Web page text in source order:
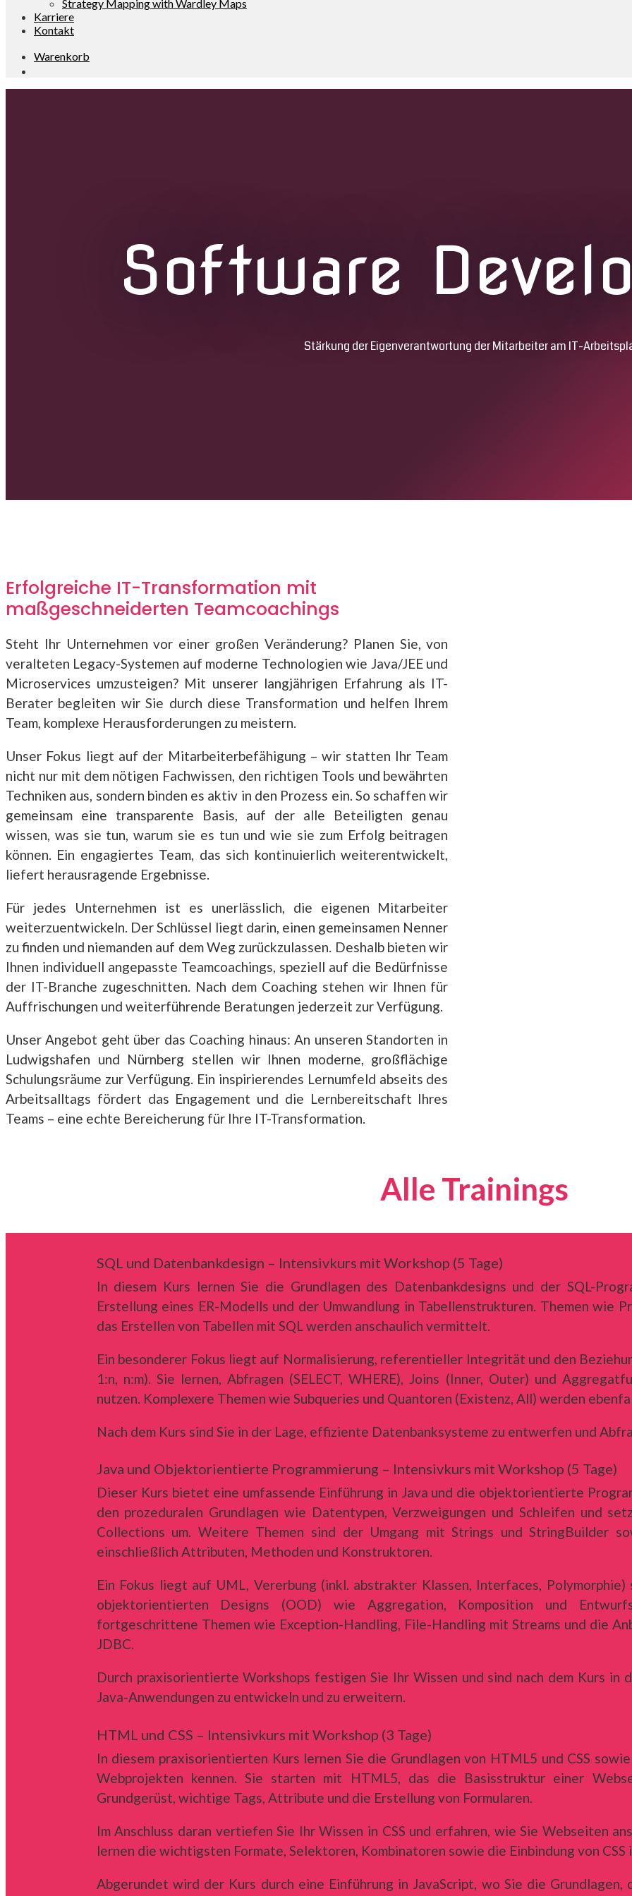
Strategy Mapping with Wardley Maps
Karriere
Kontakt
Warenkorb
Software
Stärkung der Eigenverantwortung der Mitarbeiter am IT-
Erfolgreiche IT-Transformation mit
maßgeschneiderten Teamcoachings
Steht Ihr Unternehmen vor einer großen Veränderung? Planen Sie, von
veralteten Legacy-Systemen auf moderne Technologien wie Java/JEE und
Microservices umzusteigen? Mit unserer langjährigen Erfahrung als IT-
Berater begleiten wir Sie durch diese Transformation und helfen Ihrem
Team, komplexe Herausforderungen zu meistern.
Unser Fokus liegt auf der Mitarbeiterbefähigung – wir statten Ihr Team
nicht nur mit dem nötigen Fachwissen, den richtigen Tools und bewährten
Techniken aus, sondern binden es aktiv in den Prozess ein. So schaffen wir
gemeinsam eine transparente Basis, auf der alle Beteiligten genau
wissen, was sie tun, warum sie es tun und wie sie zum Erfolg beitragen
können. Ein engagiertes Team, das sich kontinuierlich weiterentwickelt,
liefert herausragende Ergebnisse.
Für jedes Unternehmen ist es unerlässlich, die eigenen Mitarbeiter
weiterzuentwickeln. Der Schlüssel liegt darin, einen gemeinsamen Nenner
zu finden und niemanden auf dem Weg zurückzulassen. Deshalb bieten wir
Ihnen individuell angepasste Teamcoachings, speziell auf die Bedürfnisse
der IT-Branche zugeschnitten. Nach dem Coaching stehen wir Ihnen für
Auffrischungen und weiterführende Beratungen jederzeit zur Verfügung.
Unser Angebot geht über das Coaching hinaus: An unseren Standorten in
Ludwigshafen und Nürnberg stellen wir Ihnen moderne, großflächige
Schulungsräume zur Verfügung. Ein inspirierendes Lernumfeld abseits des
Arbeitsalltags fördert das Engagement und die Lernbereitschaft Ihres
Teams – eine echte Bereicherung für Ihre IT-Transformation.
Alle Trainings
SQL und Datenbankdesign – Intensivkurs mit Workshop (5 Tage)
In diesem Kurs lernen Sie die Grundlagen des Datenbankdesigns und der SQL-
Erstellung eines ER-Modells und der Umwandlung in Tabellenstrukturen. Themen wie
das Erstellen von Tabellen mit SQL werden anschaulich vermittelt.
Ein besonderer Fokus liegt auf Normalisierung, referentieller Integrität und den
1:n, n:m). Sie lernen, Abfragen (SELECT, WHERE), Joins (Inner, Outer) und
nutzen. Komplexere Themen wie Subqueries und Quantoren (Existenz, All) werden
Nach dem Kurs sind Sie in der Lage, effiziente Datenbanksysteme zu entwerfen und
Java und Objektorientierte Programmierung – Intensivkurs mit Workshop (5 Tage)
Dieser Kurs bietet eine umfassende Einführung in Java und die objektorientierte
den prozeduralen Grundlagen wie Datentypen, Verzweigungen und Schleifen und
Collections um. Weitere Themen sind der Umgang mit Strings und StringBuilder
einschließlich Attributen, Methoden und Konstruktoren.
Ein Fokus liegt auf UML, Vererbung (inkl. abstrakter Klassen, Interfaces,
objektorientierten Designs (OOD) wie Aggregation, Komposition und
fortgeschrittene Themen wie Exception-Handling, File-Handling mit Streams und die
JDBC.
Durch praxisorientierte Workshops festigen Sie Ihr Wissen und sind nach dem Kurs in
Java-Anwendungen zu entwickeln und zu erweitern.
HTML und CSS – Intensivkurs mit Workshop (3 Tage)
In diesem praxisorientierten Kurs lernen Sie die Grundlagen von HTML5 und CSS
Webprojekten kennen. Sie starten mit HTML5, das die Basisstruktur einer
Grundgerüst, wichtige Tags, Attribute und die Erstellung von Formularen.
Im Anschluss daran vertiefen Sie Ihr Wissen in CSS und erfahren, wie Sie Webseiten
lernen die wichtigsten Formate, Selektoren, Kombinatoren sowie die Einbindung von CSS
Abgerundet wird der Kurs durch eine Einführung in JavaScript, wo Sie die Grundlagen,